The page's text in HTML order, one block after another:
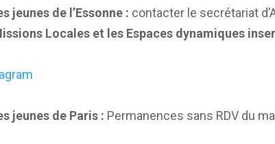
jeunes de l’Essonne : contacter le secrétariat
Locales et les Espaces dynamiques
jeunes de Paris : Permanences sans RDV du